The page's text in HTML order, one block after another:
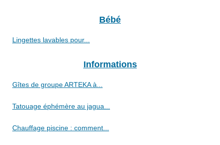
Bébé
Lingettes lavables pour...
Informations
Gîtes de groupe ARTEKA à...
Tatouage éphémère au jagua...
Chauffage piscine : comment...